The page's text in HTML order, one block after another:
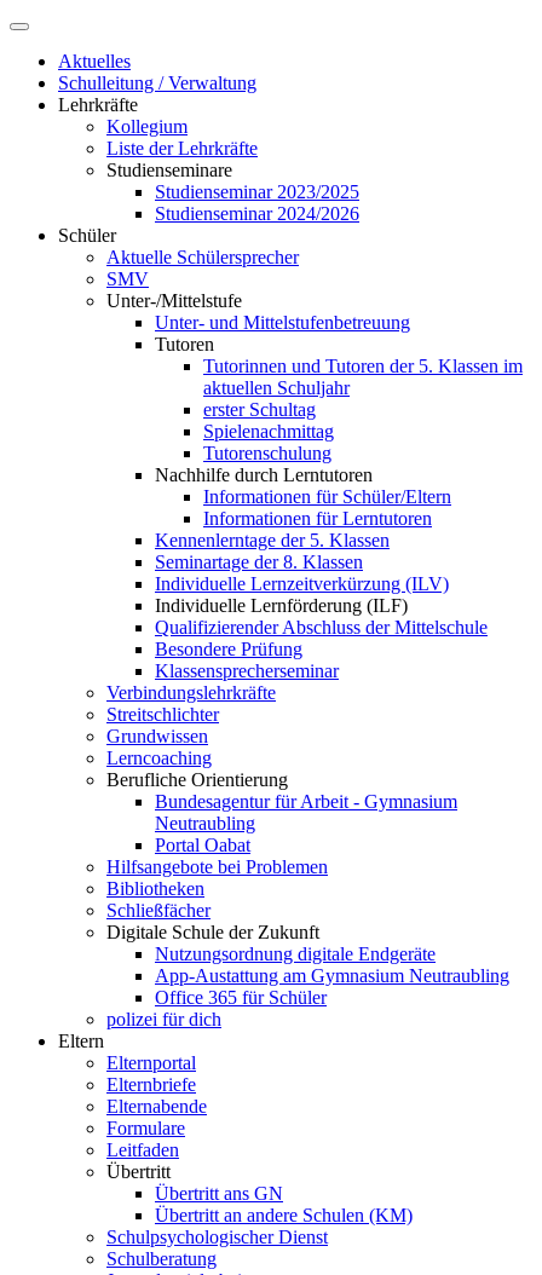
Aktuelles
Schulleitung / Verwaltung
Lehrkräfte
Kollegium
Liste der Lehrkräfte
Studienseminare
Studienseminar 2023/2025
Studienseminar 2024/2026
Schüler
Aktuelle Schülersprecher
SMV
Unter-/Mittelstufe
Unter- und Mittelstufenbetreuung
Tutoren
Tutorinnen und Tutoren der 5. Klassen im
aktuellen Schuljahr
erster Schultag
Spielenachmittag
Tutorenschulung
Nachhilfe durch Lerntutoren
Informationen für Schüler/Eltern
Informationen für Lerntutoren
Kennenlerntage der 5. Klassen
Seminartage der 8. Klassen
Individuelle Lernzeitverkürzung (ILV)
Individuelle Lernförderung (ILF)
Qualifizierender Abschluss der Mittelschule
Besondere Prüfung
Klassensprecherseminar
Verbindungslehrkräfte
Streitschlichter
Grundwissen
Lerncoaching
Berufliche Orientierung
Bundesagentur für Arbeit - Gymnasium
Neutraubling
Portal Oabat
Hilfsangebote bei Problemen
Bibliotheken
Schließfächer
Digitale Schule der Zukunft
Nutzungsordnung digitale Endgeräte
App-Austattung am Gymnasium Neutraubling
Office 365 für Schüler
polizei für dich
Eltern
Elternportal
Elternbriefe
Elternabende
Formulare
Leitfaden
Übertritt
Übertritt ans GN
Übertritt an andere Schulen (KM)
Schulpsychologischer Dienst
Schulberatung